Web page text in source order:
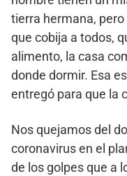
tierra hermana,
que cobija a todos,
alimento, la casa
donde dormir. Esa
entregó para que la
Nos quejamos del
coronavirus en el
de los golpes que a